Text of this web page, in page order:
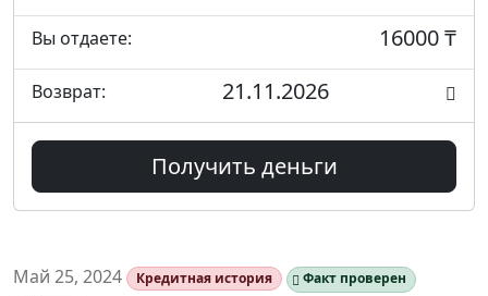
Вы отдаете: 16000 ₸
Возврат: 21.11.2026
Получить деньги
Май 25, 2024 Кредитная история
Факт проверен